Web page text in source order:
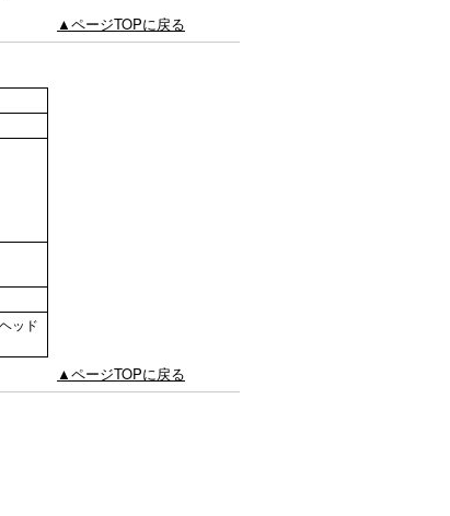
▲ページTOPに戻る
ッド
▲ページTOPに戻る